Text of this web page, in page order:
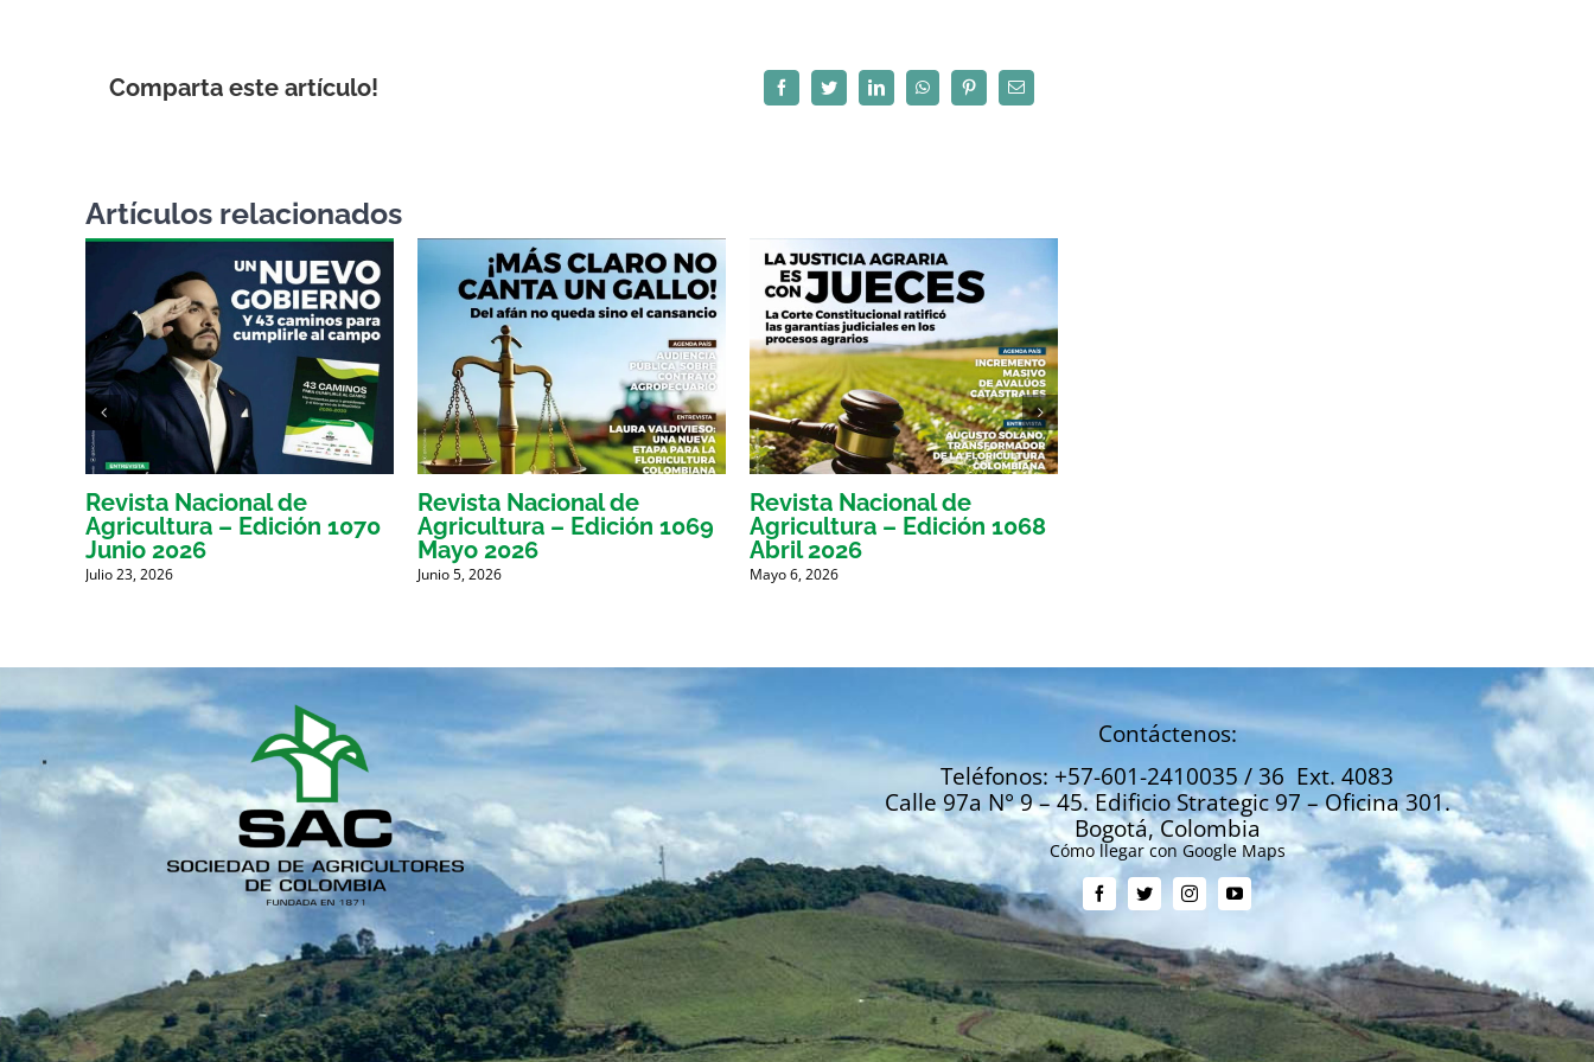
Comparta este artículo! FacebookTwitterLinkedInWhatsAppPinterestCorreo
electrónico
Artículos relacionados
Revista Nacional de
Agricultura – Edición 1070
Junio 2026
Julio 23, 2026
Revista Nacional de
Agricultura – Edición 1069
Mayo 2026
Junio 5, 2026
Revista Nacional de
Agricultura – Edición 1068
Abril 2026
Mayo 6, 2026
Contáctenos:
Teléfonos: +57-601-2410035 / 36 Ext. 4083
Calle 97a N° 9 – 45. Edificio Strategic 97 – Oficina 301.
Bogotá, Colombia
Cómo llegar con Google Maps